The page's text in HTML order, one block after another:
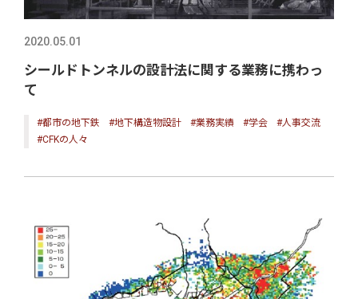
2020.05.01
シールドトンネルの設計法に関する業務に携わっ
て
#都市の地下鉄 #地下構造物設計 #業務実績 #学会
#人事交流
#CFKの人々